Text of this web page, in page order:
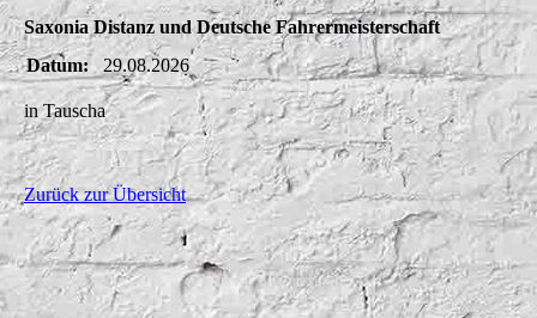
Saxonia Distanz und Deutsche Fahrermeisterschaft
Datum:
29.08.2026
in Tauscha
Zurück zur Übersicht